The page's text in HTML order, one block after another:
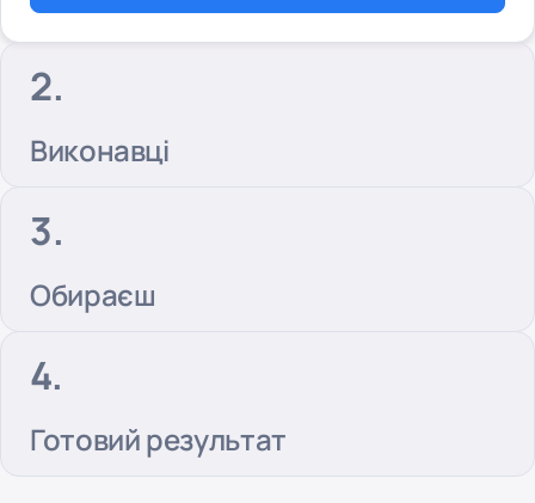
Виконавці
Обираєш
Готовий результат